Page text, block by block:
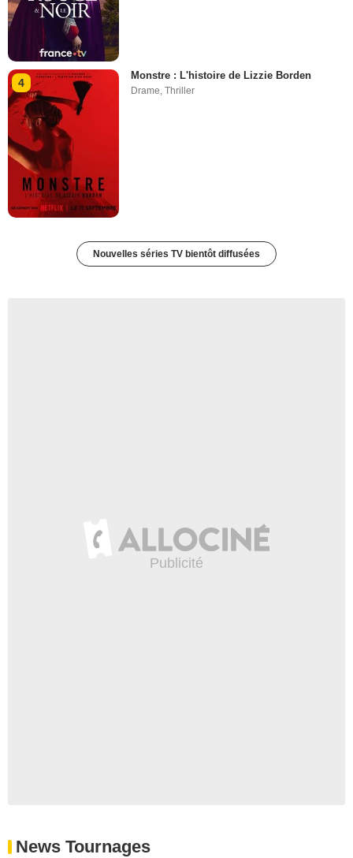
4
Monstre : L'histoire de Lizzie Borden
Drame,Thriller
Nouvelles séries TV bientôt diffusées
News Tournages